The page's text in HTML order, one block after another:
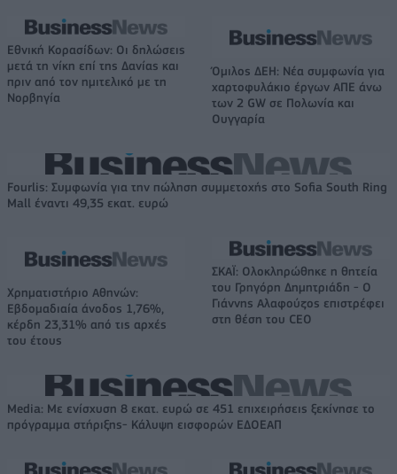
Εθνική Κορασίδων: Οι δηλώσεις
μετά τη νίκη επί της Δανίας και
πριν από τον ημιτελικό με τη
Νορβηγία
Όμιλος ΔΕΗ: Νέα συμφωνία για
χαρτοφυλάκιο έργων ΑΠΕ άνω
των 2 GW σε Πολωνία και
Ουγγαρία
Fourlis: Συμφωνία για την πώληση συμμετοχής στο Sofia South Ring
Mall έναντι 49,35 εκατ. ευρώ
Χρηματιστήριο Αθηνών:
Εβδομαδιαία άνοδος 1,76%,
κέρδη 23,31% από τις αρχές
του έτους
ΣΚΑΪ: Ολοκληρώθηκε η θητεία
του Γρηγόρη Δημητριάδη - Ο
Γιάννης Αλαφούζος επιστρέφει
στη θέση του CEO
Media: Με ενίσχυση 8 εκατ. ευρώ σε 451 επιχειρήσεις ξεκίνησε το
πρόγραμμα στήριξης- Κάλυψη εισφορών ΕΔΟΕΑΠ